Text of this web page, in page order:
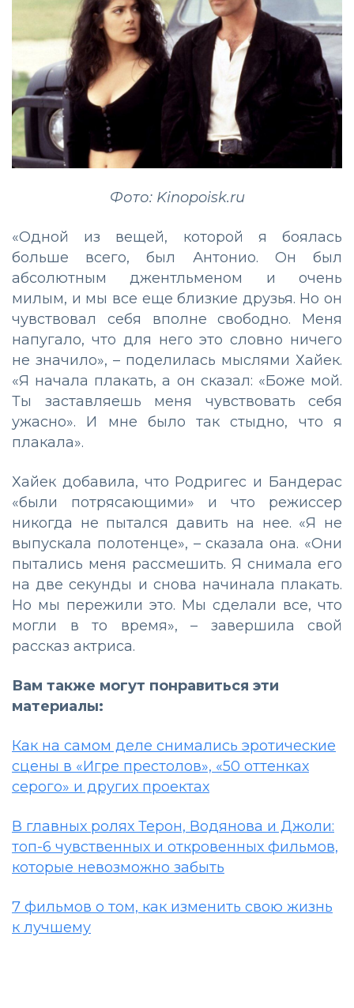
Фото: Kinopoisk.ru
«Одной из вещей, которой я боялась
больше всего, был Антонио. Он был
абсолютным джентльменом и очень
милым, и мы все еще близкие друзья. Но он
чувствовал себя вполне свободно. Меня
напугало, что для него это словно ничего
не значило», – поделилась мыслями Хайек.
«Я начала плакать, а он сказал: «Боже мой.
Ты заставляешь меня чувствовать себя
ужасно». И мне было так стыдно, что я
плакала».
Хайек добавила, что Родригес и Бандерас
«были потрясающими» и что режиссер
никогда не пытался давить на нее. «Я не
выпускала полотенце», – сказала она. «Они
пытались меня рассмешить. Я снимала его
на две секунды и снова начинала плакать.
Но мы пережили это. Мы сделали все, что
могли в то время», – завершила свой
рассказ актриса.
Вам также могут понравиться эти
материалы:
Как на самом деле снимались эротические
сцены в «Игре престолов», «50 оттенках
серого» и других проектах
В главных ролях Терон, Водянова и Джоли:
топ-6 чувственных и откровенных фильмов,
которые невозможно забыть
7 фильмов о том, как изменить свою жизнь
к лучшему